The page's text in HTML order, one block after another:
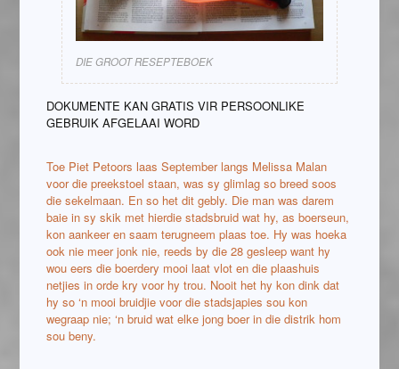
DIE GROOT RESEPTEBOEK
DOKUMENTE KAN GRATIS VIR PERSOONLIKE
GEBRUIK AFGELAAI WORD
Toe Piet Petoors laas September langs Melissa Malan
voor die preekstoel staan, was sy glimlag so breed soos
die sekelmaan. En so het dit gebly. Die man was darem
baie in sy skik met hierdie stadsbruid wat hy, as boerseun,
kon aankeer en saam terugneem plaas toe. Hy was hoeka
ook nie meer jonk nie, reeds by die 28 gesleep want hy
wou eers die boerdery mooi laat vlot en die plaashuis
netjies in orde kry voor hy trou. Nooit het hy kon dink dat
hy so ‘n mooi bruidjie voor die stadsjapies sou kon
wegraap nie; ‘n bruid wat elke jong boer in die distrik hom
sou beny.